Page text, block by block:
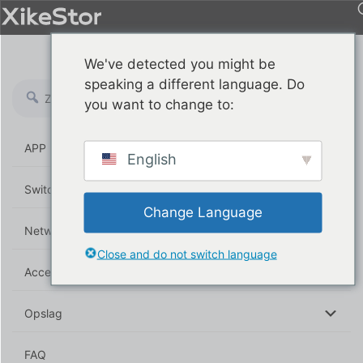
APP
Switch
Netwerkkaarten
Accessoires
Opslag
FAQ
We've detected you might be
speaking a different language. Do
you want to change to:
English
Change Language
Close and do not switch language